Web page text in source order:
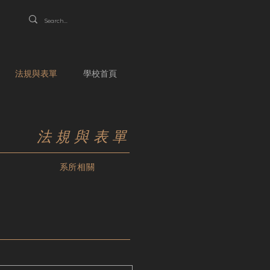
法規與表單 學校首頁
法規與表單
系所相關